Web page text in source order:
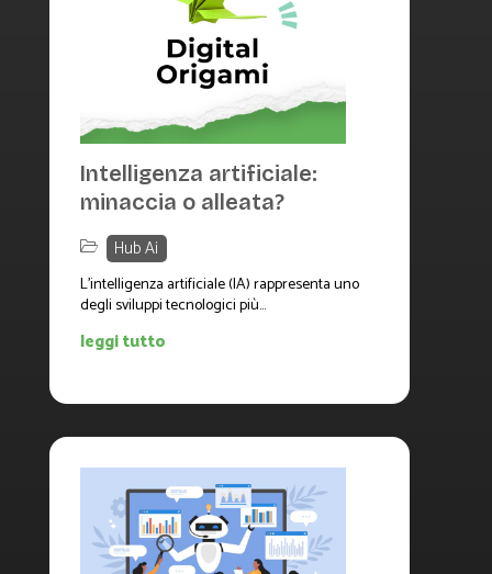
Intelligenza artificiale:
minaccia o alleata?
Hub Ai
L'intelligenza artificiale (IA) rappresenta uno
degli sviluppi tecnologici più...
leggi tutto